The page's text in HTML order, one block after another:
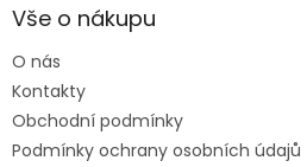
aVše o nákupu
O nás
Kontakty
Obchodní podmínky
Podmínky ochrany osobních údajů